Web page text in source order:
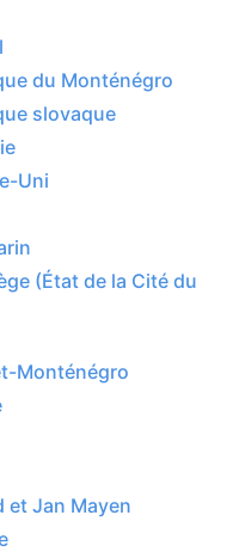
du Monténégro
slovaque
Uni
(État de la Cité du
Monténégro
Jan Mayen